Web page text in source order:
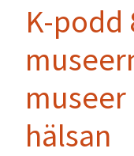
K-podd
hälsan